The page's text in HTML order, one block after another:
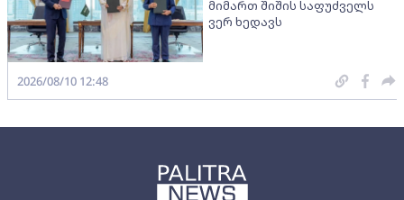
მიმართ შიშის საფუძველს
ვერ ხედავს
2026/08/10 12:48